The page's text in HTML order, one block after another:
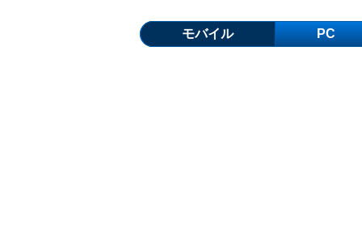
モバイル PC